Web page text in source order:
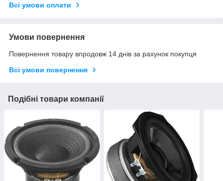
Всі умови оплати
Умови повернення
Повернення товару впродовж 14 днів за рахунок покупця
Всі умови повернення
Подібні товари компанії